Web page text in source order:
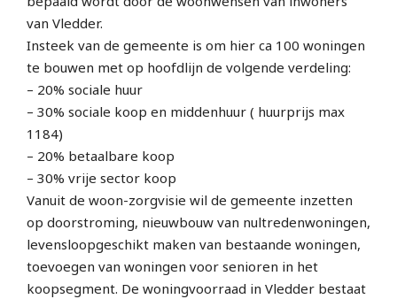
van Vledder.
Insteek van de gemeente is om hier ca 100 woningen
te bouwen met op hoofdlijn de volgende verdeling:
– 20% sociale huur
– 30% sociale koop en middenhuur ( huurprijs max
1184)
– 20% betaalbare koop
– 30% vrije sector koop
Vanuit de woon-zorgvisie wil de gemeente inzetten
op doorstroming, nieuwbouw van nul­tredenwoningen,
levensloopgeschikt maken van bestaande woningen,
toevoegen van wonin­gen voor senioren in het
koopsegment. De woningvoorraad in Vledder bestaat